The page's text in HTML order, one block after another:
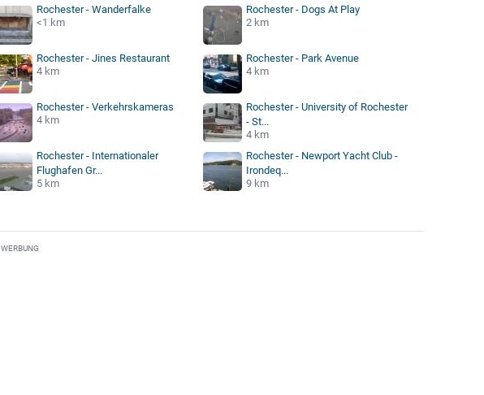
Rochester - Wanderfalke
<1 km
Rochester - Dogs At Play
2 km
Rochester - Jines Restaurant
4 km
Rochester - Park Avenue
4 km
Rochester - Verkehrskameras
4 km
Rochester - University of Rochester
- St...
4 km
Rochester - Internationaler
Flughafen Gr...
5 km
Rochester - Newport Yacht Club -
Irondeq...
9 km
WERBUNG